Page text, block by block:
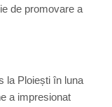
de promovare a
la Ploiești în luna
a impresionat